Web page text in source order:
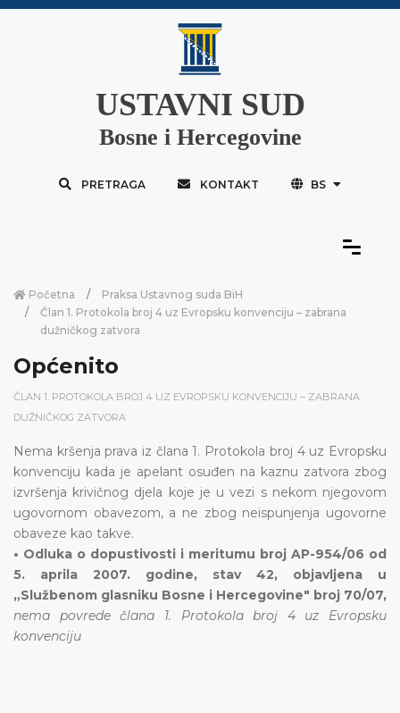
USTAVNI SUD
Bosne i Hercegovine
PRETRAGA KONTAKT BS
Početna
Praksa Ustavnog suda BiH
Član 1. Protokola broj 4 uz Evropsku konvenciju – zabrana
dužničkog zatvora
Općenito
ČLAN 1. PROTOKOLA BROJ 4 UZ EVROPSKU KONVENCIJU – ZABRANA
DUŽNIČKOG ZATVORA
Nema kršenja prava iz člana 1. Protokola broj 4 uz Evropsku
konvenciju kada je apelant osuđen na kaznu zatvora zbog
izvršenja krivičnog djela koje je u vezi s nekom njegovom
ugovornom obavezom, a ne zbog neispunjenja ugovorne
obaveze kao takve.
• Odluka o dopustivosti i meritumu broj AP-954/06 od
5. aprila 2007. godine, stav 42, objavljena u
„Službenom glasniku Bosne i Hercegovine" broj 70/07,
nema povrede člana 1. Protokola broj 4 uz Evropsku
konvenciju